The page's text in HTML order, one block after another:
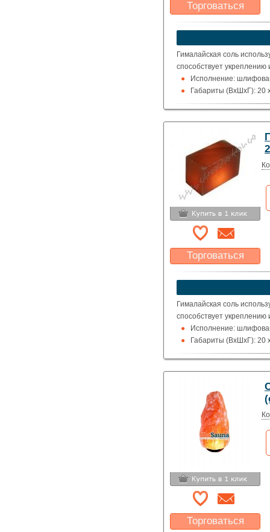
Торговаться
Какая цена Вас
устроит?
Указать цену
Гималайская соль
способствует
Исполнение:
Габариты (ВхШхГ): 20
Торговаться
Какая цена Вас
устроит?
Указать цену
Гималайская соль
способствует
Исполнение:
Габариты (ВхШхГ): 20
Вес: ~4,6кг
Торговаться